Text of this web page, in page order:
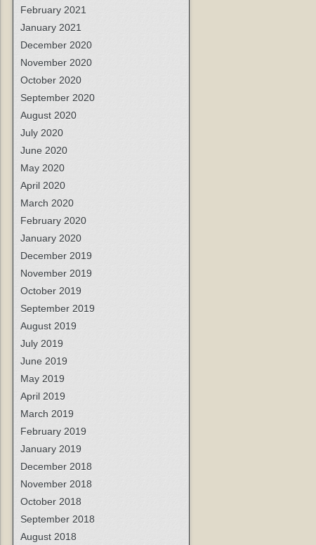
February 2021
January 2021
December 2020
November 2020
October 2020
September 2020
August 2020
July 2020
June 2020
May 2020
April 2020
March 2020
February 2020
January 2020
December 2019
November 2019
October 2019
September 2019
August 2019
July 2019
June 2019
May 2019
April 2019
March 2019
February 2019
January 2019
December 2018
November 2018
October 2018
September 2018
August 2018